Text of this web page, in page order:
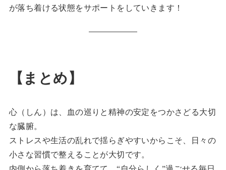
が落ち着ける状態をサポートをしていきます！
【まとめ】
心（しん）は、血の巡りと精神の安定をつかさどる大切
な臓腑。
ストレスや生活の乱れで揺らぎやすいからこそ、日々の
小さな習慣で整えることが大切です。